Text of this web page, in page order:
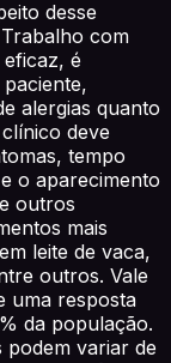
desse
com
é
alergias quanto
deve
tempo
o aparecimento
outros
mais
leite de vaca,
outros. Vale
uma resposta
da população.
podem variar de